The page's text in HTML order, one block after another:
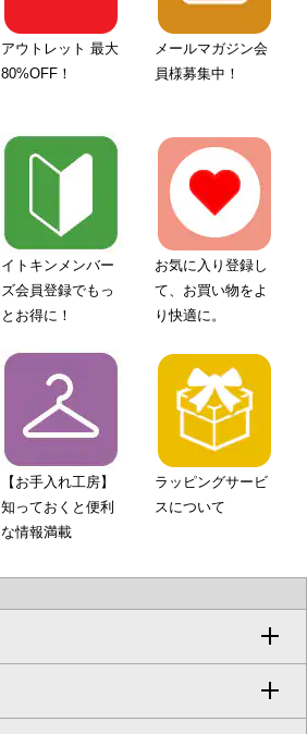
アウトレット 最大
80%OFF！
メールマガジン会
員様募集中！
イトキンメンバー
ズ会員登録でもっ
とお得に！
お気に入り登録し
て、お買い物をよ
り快適に。
【お手入れ工房】
知っておくと便利
な情報満載
ラッピングサービ
スについて